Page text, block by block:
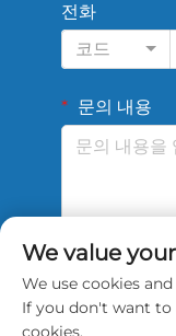
전화
코드
문의 내용
We value
We use cookies
If you don't want to
cookies.